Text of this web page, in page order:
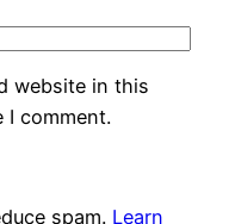
website in this
comment.
spam. Learn